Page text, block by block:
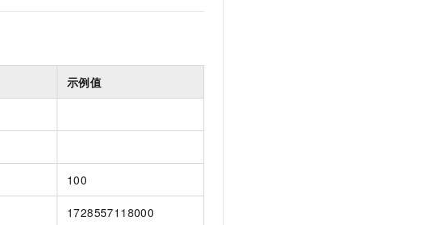
示例值
100
1728557118000